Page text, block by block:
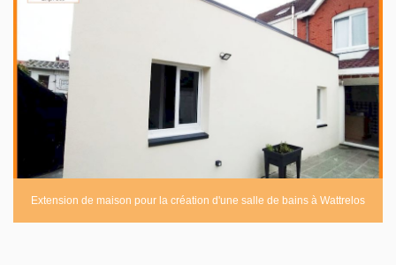
Extension de maison pour la création d'une salle de bains à Wattrelos